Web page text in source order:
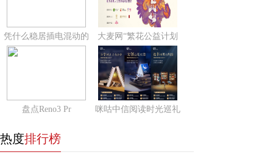
凭什么稳居插电混动的 大麦网“繁花公益计划
盘点Reno3 Pr 咪咕中信阅读时光巡礼
热度排行榜